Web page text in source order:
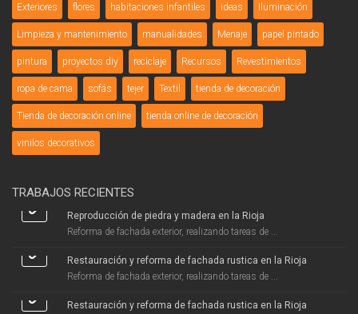
Exteriores flores habitaciones infantiles ideas Iluminación
Limpieza y mantenimiento manualidades Menaje papel pintado
pintura proyectos diy reciclaje Recursos Revestimientos
ropa de cama sofás tejer Textil tienda de decoración
Tienda de decoración online tienda online de decoración
vinilos decorativos
TRABAJOS RECIENTES
Reproducción de piedra y madera en la Rioja
Reforma de fachada exterior, realizando tareas de ...
Restauración y reforma de fachada rustica en la Rioja
Reforma de fachada exterior, realizando tareas de ...
Restauración y reforma de fachada rustica en la Rioja